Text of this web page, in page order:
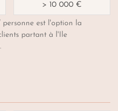
> 10 000 €
est l'option la
partant à l'Ile